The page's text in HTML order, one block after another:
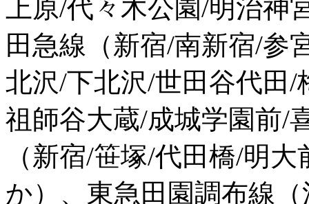
上原/代々木公園/明治
田急線（新宿/南新宿/参
北沢/下北沢/世田谷代田
祖師谷大蔵/成城学園前/
（新宿/笹塚/代田橋/明
か）、東急田園調布線